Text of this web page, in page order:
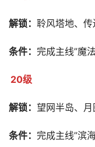
解锁： 聆风塔地、
条件： 完成主线”魔
20级
解锁： 望网半岛、
条件： 完成主线”滨